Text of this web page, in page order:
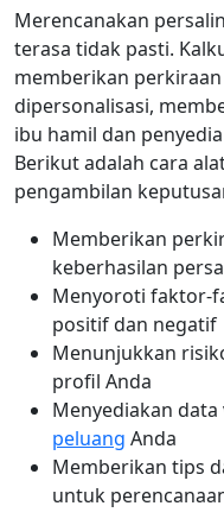
Merencanakan
terasa tidak pasti.
memberikan
dipersonalisasi,
ibu hamil dan
Berikut adalah cara
pengambilan
Memberikan
keberhasilan
Menyoroti faktor-
positif dan negatif
Menunjukkan
profil Anda
Menyediakan
peluang Anda
Memberikan tips
untuk